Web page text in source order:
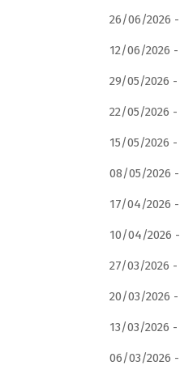
26/06/2026 -
12/06/2026 -
29/05/2026 -
22/05/2026 -
15/05/2026 -
08/05/2026 -
17/04/2026 -
10/04/2026 -
27/03/2026 -
20/03/2026 -
13/03/2026 -
06/03/2026 -